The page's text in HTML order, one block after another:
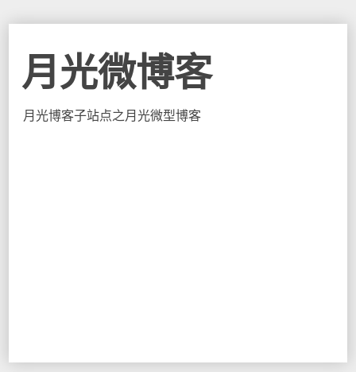
月光微博客
月光博客子站点之月光微型博客